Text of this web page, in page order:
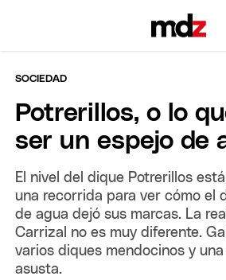
SOCIEDAD
Potrerillos, o lo
ser un espejo de
El nivel del dique Potrerillos
una recorrida para ver cómo el
de agua dejó sus marcas. La
Carrizal no es muy diferente.
varios diques mendocinos y
asusta.